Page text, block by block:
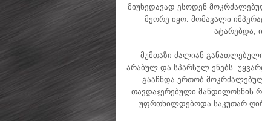
მიუხედავად ესოდენ
მეორე იყო. მომავალი
ატარებდა,
მუმთაზი ძალიან
არაბულ და სპარსულ ენებს.
გააჩნდა ერთობ
თავდაჯერებული მანდილოსნის
უფრთხილდებოდა საკუთარ